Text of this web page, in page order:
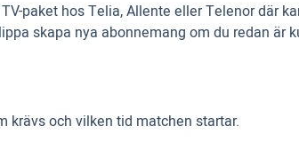
paket hos Telia, Allente eller Telenor där
skapa nya abonnemang om du redan är
krävs och vilken tid matchen startar.